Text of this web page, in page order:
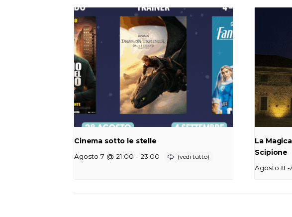
Cinema sotto le stelle
Agosto 7 @ 21:00 - 23:00
La
Scipione
Agosto 8 -